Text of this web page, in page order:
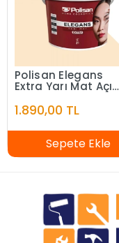
Polisan Elegans
Extra Yarı Mat Açık
1.890,00 TL
Sepete Ekle